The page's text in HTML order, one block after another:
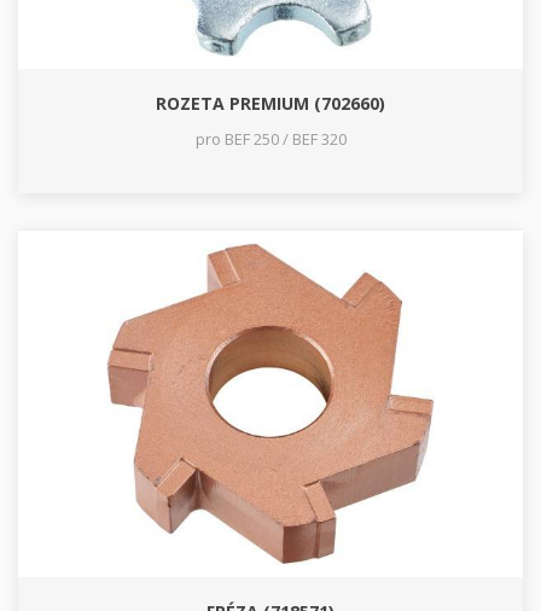
ROZETA PREMIUM (702660)
pro BEF 250 / BEF 320